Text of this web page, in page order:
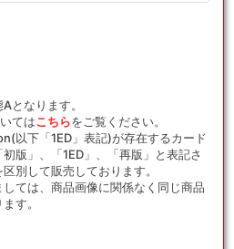
となります。
てはこちらをご覧ください。
以下「1ED」表記)が存在するカード
版」、「1ED」、「再版」と表記さ
別して販売しております。
ては、商品画像に関係なく同じ商品
す。